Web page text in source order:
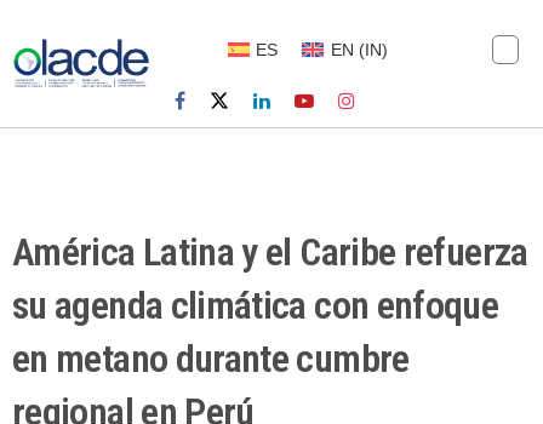
ES EN (IN)
América Latina y el Caribe refuerza
su agenda climática con enfoque
en metano durante cumbre
regional en Perú